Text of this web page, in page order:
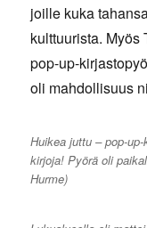
joille kuka
kulttuurista.
pop-up-
oli mahdollisuus
Huikea juttu – pop-
kirjoja! Pyörä oli
Hurme)